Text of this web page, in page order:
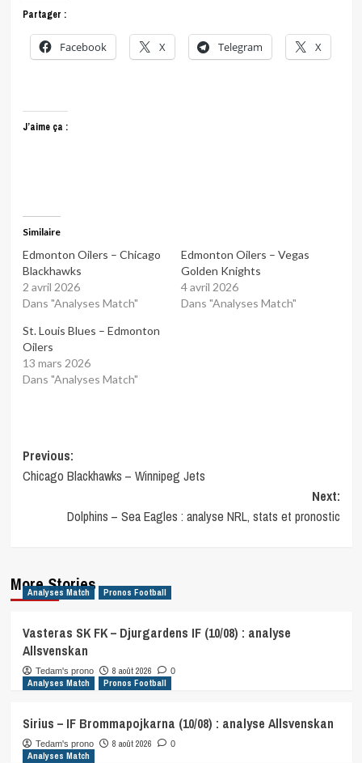
Partager :
Facebook X Telegram X
J’aime ça :
Similaire
Edmonton Oilers – Chicago
Blackhawks
2 avril 2026
Dans "Analyses Match"
Edmonton Oilers – Vegas
Golden Knights
4 avril 2026
Dans "Analyses Match"
St. Louis Blues – Edmonton
Oilers
13 mars 2026
Dans "Analyses Match"
Post
navigation
Previous:
Chicago Blackhawks – Winnipeg Jets
Next:
Dolphins – Sea Eagles : analyse NRL, stats et pronostic
More Stories
Analyses Match Pronos Football
Vasteras SK FK – Djurgardens IF (10/08) : analyse
Allsvenskan
Tedam's prono 8 août 2026 0
Analyses Match Pronos Football
Sirius – IF Brommapojkarna (10/08) : analyse Allsvenskan
Tedam's prono 8 août 2026 0
Analyses Match